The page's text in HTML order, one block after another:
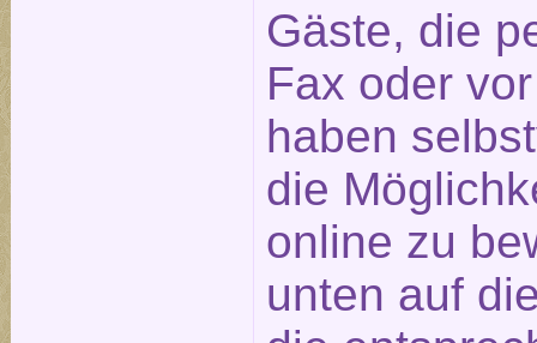
Gäste, die
Fax oder
haben
die
online zu
unten auf